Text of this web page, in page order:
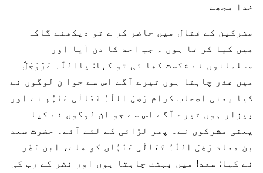
خدا مجھے
مشرکین کے قتال میں حاضر کر ے تو دیکھئے گاکہ
میں کیا کر تا ہوں ۔ جب احد کا دن آیا اور
مسلمانوں نے شکست کھا ئی تو کہا: یااللّٰہ عَزَّوَجَلَّ
میں عذر چاہتا ہوں تیرے آگے اس سے جوا ن لوگوں نے
کیا یعنی اصحاب کرام رَضِیَ اللّٰہُ تَعَالٰی عَنْہُم نے اور
بیزار ہوں تیرے آگے اس سے جو ان لوگوں نے کیا
یعنی مشرکوں نے۔ پھر لڑائی کے لئے آئے۔ حضرت سعد
بن معاذ رَضِیَ اللّٰہُ تَعَالٰی عَنْہُان کو ملے، ابن نَضْر
نے کہا: سعد! میں بہشت چاہتا ہوں اور نضر کے رب کی